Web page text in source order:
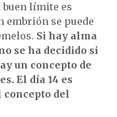
buen límite es
embrión se puede
Si hay alma
se ha decidido si
un concepto de
El día 14 es
concepto del